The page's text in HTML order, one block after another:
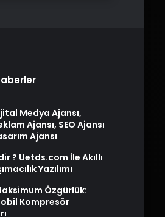
Medya Ajansı,
Ajansı, SEO Ajansı
Ajansı
? Uetds.com İle Akıllı
Yazılımı
Özgürlük:
Kompresör